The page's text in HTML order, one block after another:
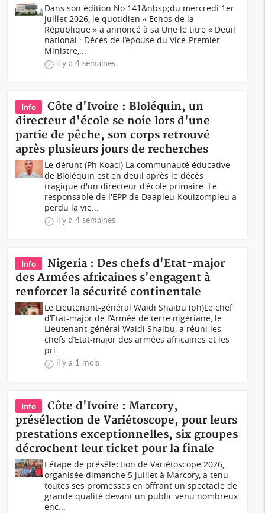
Dans son édition No 141&nbsp;du mercredi 1er
juillet 2026, le quotidien « Echos de la
République » a annoncé à sa Une le titre « Deuil
national : Décès de l’épouse du Vice-Premier
Ministre,...
il y a 4 semaines
Info
Côte d'Ivoire : Bloléquin, un
directeur d'école se noie lors d'une
partie de pêche, son corps retrouvé
après plusieurs jours de recherches
Le défunt (Ph Koaci) La communauté éducative
de Bloléquin est en deuil après le décès
tragique d'un directeur d'école primaire. Le
responsable de l'EPP de Daapleu-Kouizompleu a
perdu la vie...
il y a 4 semaines
Info
Nigeria : Des chefs d'Etat-major
des Armées africaines s'engagent à
renforcer la sécurité continentale
Le Lieutenant-général Waidi Shaibu (ph)Le chef
d’Etat-major de l’Armée de terre nigériane, le
Lieutenant-général Waidi Shaibu, a réuni les
chefs d’Etat-major des armées africaines et les
pri...
il y a 1 mois
Info
Côte d'Ivoire : Marcory,
présélection de Variétoscope, pour leurs
prestations exceptionnelles, six groupes
décrochent leur ticket pour la finale
L'étape de présélection de Variétoscope 2026,
organisée dimanche 5 juillet à Marcory, a tenu
toutes ses promesses en offrant un spectacle de
grande qualité devant un public venu nombreux
enc...